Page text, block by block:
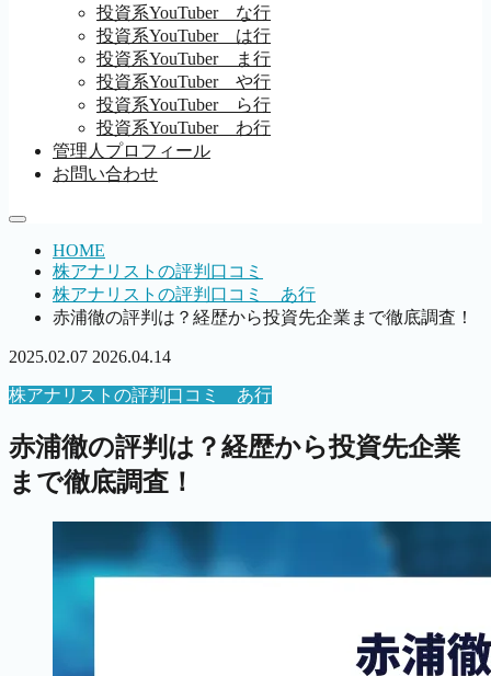
投資系YouTuber な行
投資系YouTuber は行
投資系YouTuber ま行
投資系YouTuber や行
投資系YouTuber ら行
投資系YouTuber わ行
管理人プロフィール
お問い合わせ
HOME
株アナリストの評判口コミ
株アナリストの評判口コミ あ行
赤浦徹の評判は？経歴から投資先企業まで徹底調査！
2025.02.07 2026.04.14
株アナリストの評判口コミ あ行
赤浦徹の評判は？経歴から投資先企業
まで徹底調査！